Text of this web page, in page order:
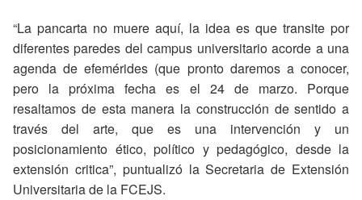
“La pancarta no muere aquí, la idea es que transite por
diferentes paredes del campus universitario acorde a una
agenda de efemérides (que pronto daremos a conocer,
pero la próxima fecha es el 24 de marzo. Porque
resaltamos de esta manera la construcción de sentido a
través del arte, que es una intervención y un
posicionamiento ético, político y pedagógico, desde la
extensión critica”, puntualizó la Secretaria de Extensión
Universitaria de la FCEJS.